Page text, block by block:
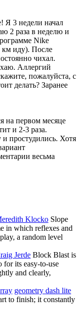
Я 3 недели начал
2 раза в неделю и
Nike
км иду). После
чихал.
Аллергий
пожалуйста, с
делать? Заранее
на первом месяце
и 2-3 раза.
простудились. Хотя
весьма
Klocko Slope
in which reflexes and
a random level
Jerde Block Blast is
for its easy-to-use
and clearly,
geometry dash lite
to finish; it constantly